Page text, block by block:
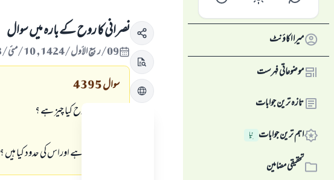
میرا اکاؤنٹ
موضوعاتی فہرست
تازہ ترین جوابات
اہم ترین جوابات نِیا
تحقیقی مضامین
نصرانی کا روح کے بارہ میں سوال
09/ربيع الأول/1424 , 10/مئی/2003
سوال4395
اسلام میں روح کیا چيز ہے ؟
مثلا روح کیا ہے اوراس کی حدود کیا ہیں ؟